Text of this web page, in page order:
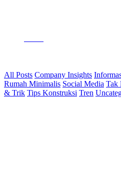
All Posts Company Insights
Rumah Minimalis Social Media Tak
& Trik Tips Konstruksi Tren